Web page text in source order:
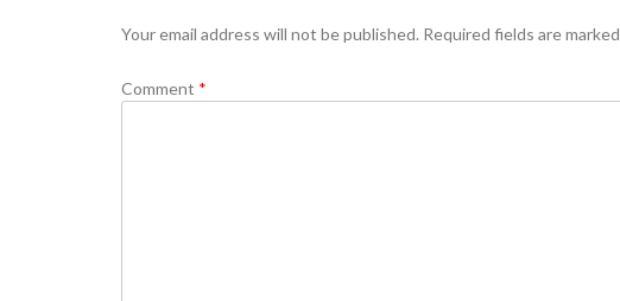
Your email address will not be published. Required fields are marked
Comment *